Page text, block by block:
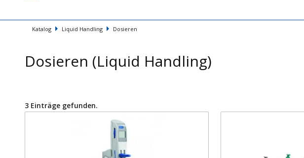
Katalog Liquid Handling Dosieren
Dosieren (Liquid Handling)
3 Einträge gefunden.